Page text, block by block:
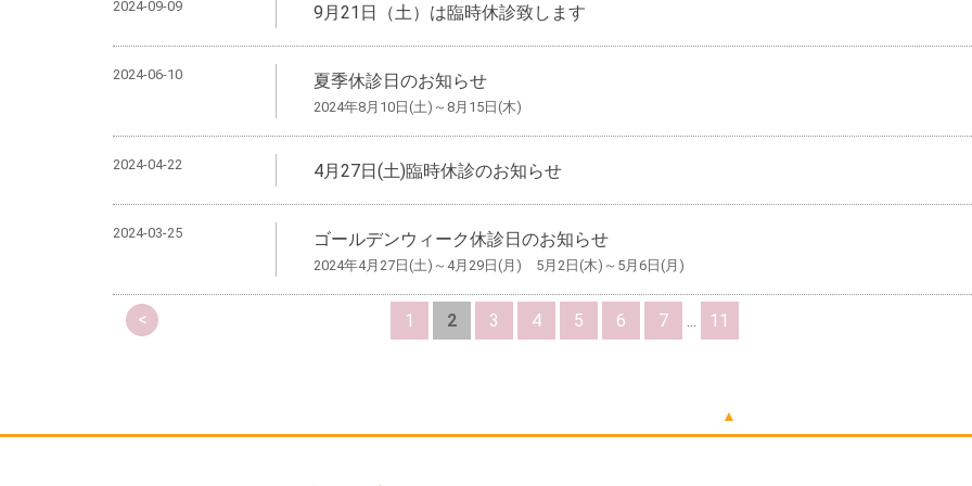
2024-09-09 9月21日（土）は臨時休診致します
2024-06-10 夏季休診日のお知らせ
2024年8月10日(土)～8月15日(木)
2024-04-22 4月27日(土)臨時休診のお知らせ
2024-03-25 ゴールデンウィーク休診日のお知らせ
2024年4月27日(土)～4月29日(月) 5月2日(木)～5月6日(月)
< 1 2 3 4 5 6 7 ... 11
▲